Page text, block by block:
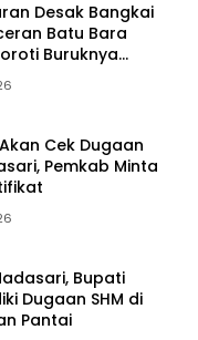
Desak Bangkai
Batu Bara
Buruknya
Cek Dugaan
Pemkab Minta
Bupati
Dugaan SHM di
Pantai